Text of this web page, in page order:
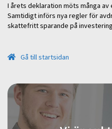
I årets deklaration möts många
Samtidigt införs nya regler för
skattefritt sparande på
Gå till startsidan